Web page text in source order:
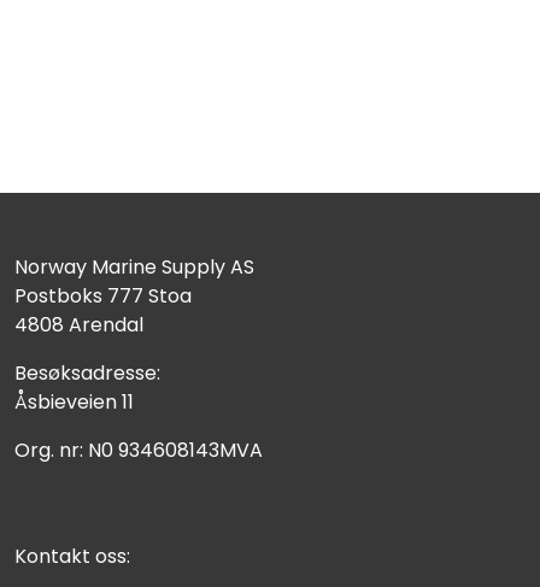
Norway Marine Supply AS
Postboks 777 Stoa
4808 Arendal
Besøksadresse:
Åsbieveien 11
Org. nr: N0 934608143MVA
Kontakt oss: